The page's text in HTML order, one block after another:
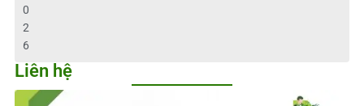
0
2
6
Liên hệ